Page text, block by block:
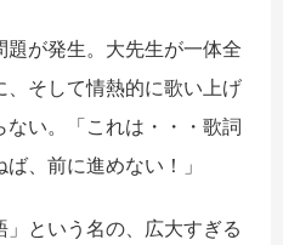
が発生。大先生が一体全
そして情熱的に歌い上げ
い。「これは・・・ 歌詞
、前に進めない！」
という名の、広大すぎる